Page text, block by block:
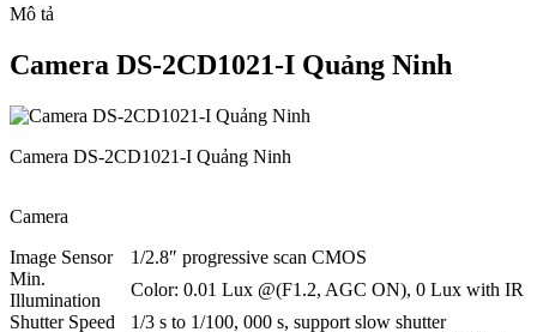
Mô tả
Camera DS-2CD1021-I Quảng Ninh
Camera DS-2CD1021-I Quảng Ninh
Camera
Image Sensor
1/2.8″ progressive scan CMOS
Min.
Illumination
Color: 0.01 Lux @(F1.2, AGC ON), 0 Lux with IR
Shutter Speed
1/3 s to 1/100, 000 s, support slow shutter